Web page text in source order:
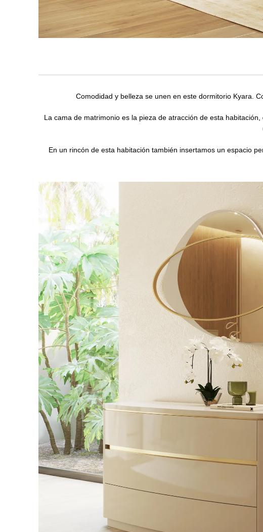
Comodidad y belleza se unen en este dormitorio Kyara.
La cama de matrimonio es la pieza de atracción de esta
En un rincón de esta habitación también insertamos un espacio